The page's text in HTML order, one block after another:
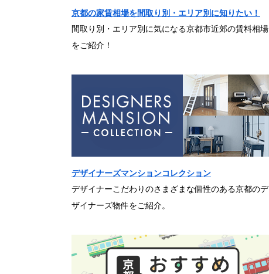
京都の家賃相場を間取り別・エリア別に知りたい！
間取り別・エリア別に気になる京都市近郊の賃料相場
をご紹介！
デザイナーズマンションコレクション
デザイナーこだわりのさまざまな個性のある京都のデ
ザイナーズ物件をご紹介。